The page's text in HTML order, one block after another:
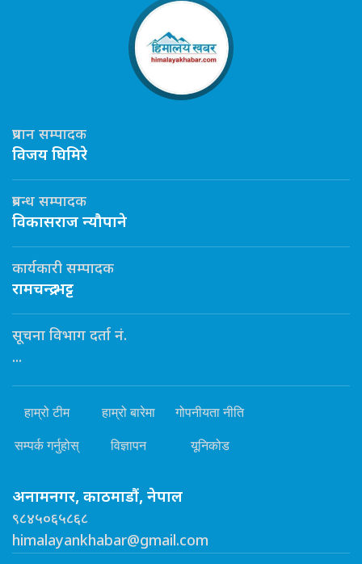
प्रधान सम्पादक
विजय घिमिरे
प्रबन्ध सम्पादक
विकासराज न्यौपाने
कार्यकारी सम्पादक
रामचन्द्र भट्ट
सूचना विभाग दर्ता नं.
...
हाम्रो टीम हाम्रो बारेमा गोपनीयता नीति
सम्पर्क गर्नुहोस् विज्ञापन यूनिकोड
अनामनगर, काठमाडौं, नेपाल
९८४५०६५८६८
himalayankhabar@gmail.com